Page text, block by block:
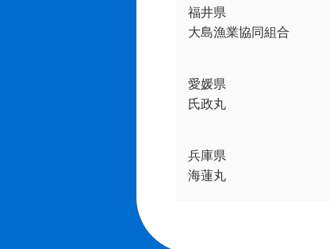
福井県
大島漁業協同組合
愛媛県
氏政丸
兵庫県
海蓮丸